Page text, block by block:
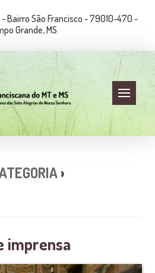
- Bairro São Francisco - 79010-470 -
Grande, MS
›
imprensa